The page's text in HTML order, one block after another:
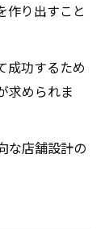
作り出すこと
成功するため
求められま
な店舗設計の